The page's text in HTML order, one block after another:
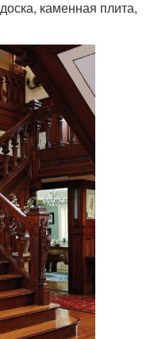
каменная плита,